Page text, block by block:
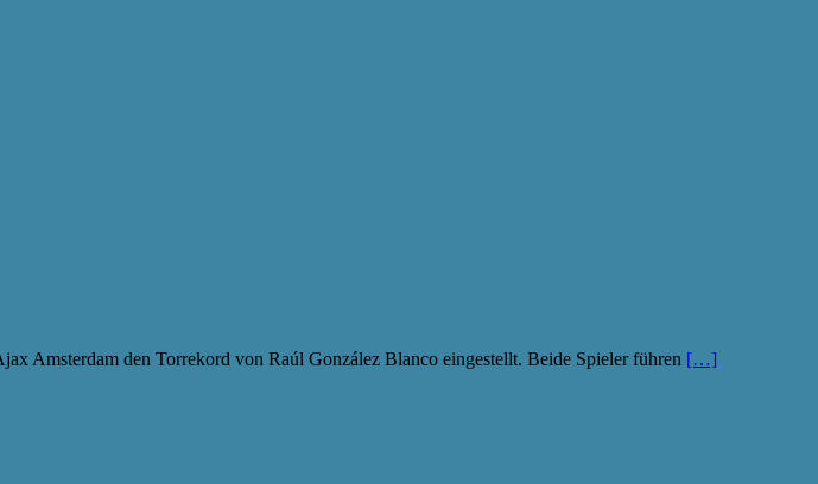
Amsterdam den Torrekord von Raúl González Blanco eingestellt. Beide Spieler führen […]